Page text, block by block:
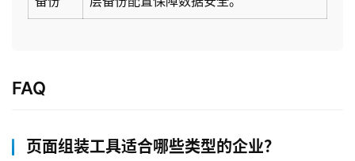
态
作
FAQ
页面组装工具适合哪些类型的企业？